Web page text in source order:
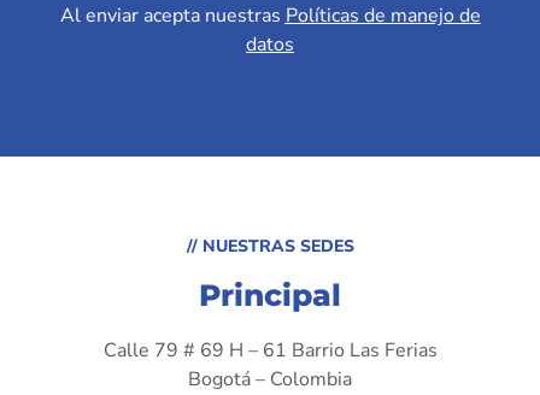
// NUESTRAS SEDES
Principal
Calle 79 # 69 H – 61 Barrio Las Ferias
Bogotá – Colombia
Al enviar acepta nuestras Políticas de manejo de
datos